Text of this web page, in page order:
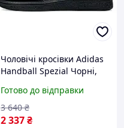
Чоловічі кросівки Adidas
Handball Spezial Чорні,
демісезонні кросівки
Адідас низькі спортивні
Готово до відправки
2 337₴
3 640 ₴